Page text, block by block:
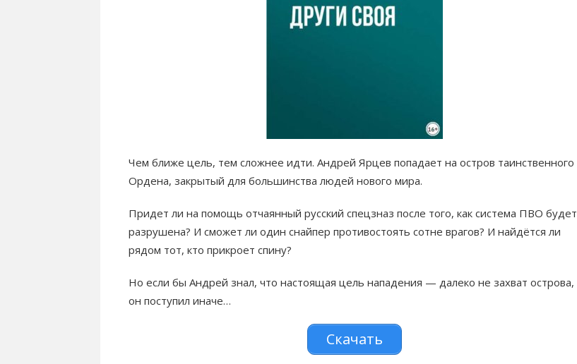
Чем ближе цель, тем сложнее идти. Андрей Ярцев попадает на остров таинственного
Ордена, закрытый для большинства людей нового мира.
Придет ли на помощь отчаянный русский спецзназ после того, как система ПВО будет
разрушена? И сможет ли один снайпер противостоять сотне врагов? И найдётся ли
рядом тот, кто прикроет спину?
Но если бы Андрей знал, что настоящая цель нападения — далеко не захват острова,
он поступил иначе…
Скачать